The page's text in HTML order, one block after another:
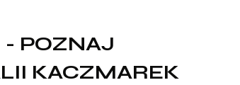
- POZNAJ
KACZMAREK